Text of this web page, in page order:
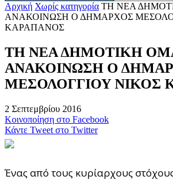
Αρχική Χωρίς κατηγορία ΤΗ ΝΕΑ
ΑΝΑΚΟΙΝΩΣΗ Ο ΔΗΜΑΡΧΟΣ
ΚΑΡΑΠΑΝΟΣ
ΤΗ ΝΕΑ ΔΗΜΟΤΙΚΗ
ΑΝΑΚΟΙΝΩΣΗ Ο
ΜΕΣΟΛΟΓΓΙΟΥ ΝΙΚΟΣ
2 Σεπτεμβρίου 2016
Κοινοποίηση στο Facebook
Κάντε Tweet στο Twitter
Ένας από τους κυρίαρχους